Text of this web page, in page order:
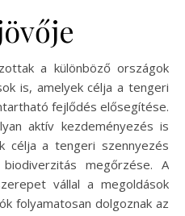
a különböző országok
is, amelyek célja a tengeri
fejlődés elősegítése.
aktív kezdeményezés is
célja a tengeri szennyezés
megőrzése. A
vállal a megoldások
folyamatosan dolgoznak az